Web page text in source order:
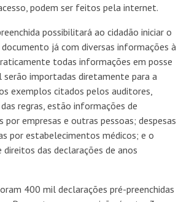
podem ser feitos pela internet.
possibilitará ao cidadão iniciar o
já com diversas informações à
todas informações em posse
serão importadas diretamente para a
exemplos citados pelos auditores,
regras, estão informações de
por empresas e outras pessoas; despesas
por estabelecimentos médicos; e o
direitos das declarações de anos
400 mil declarações pré-preenchidas